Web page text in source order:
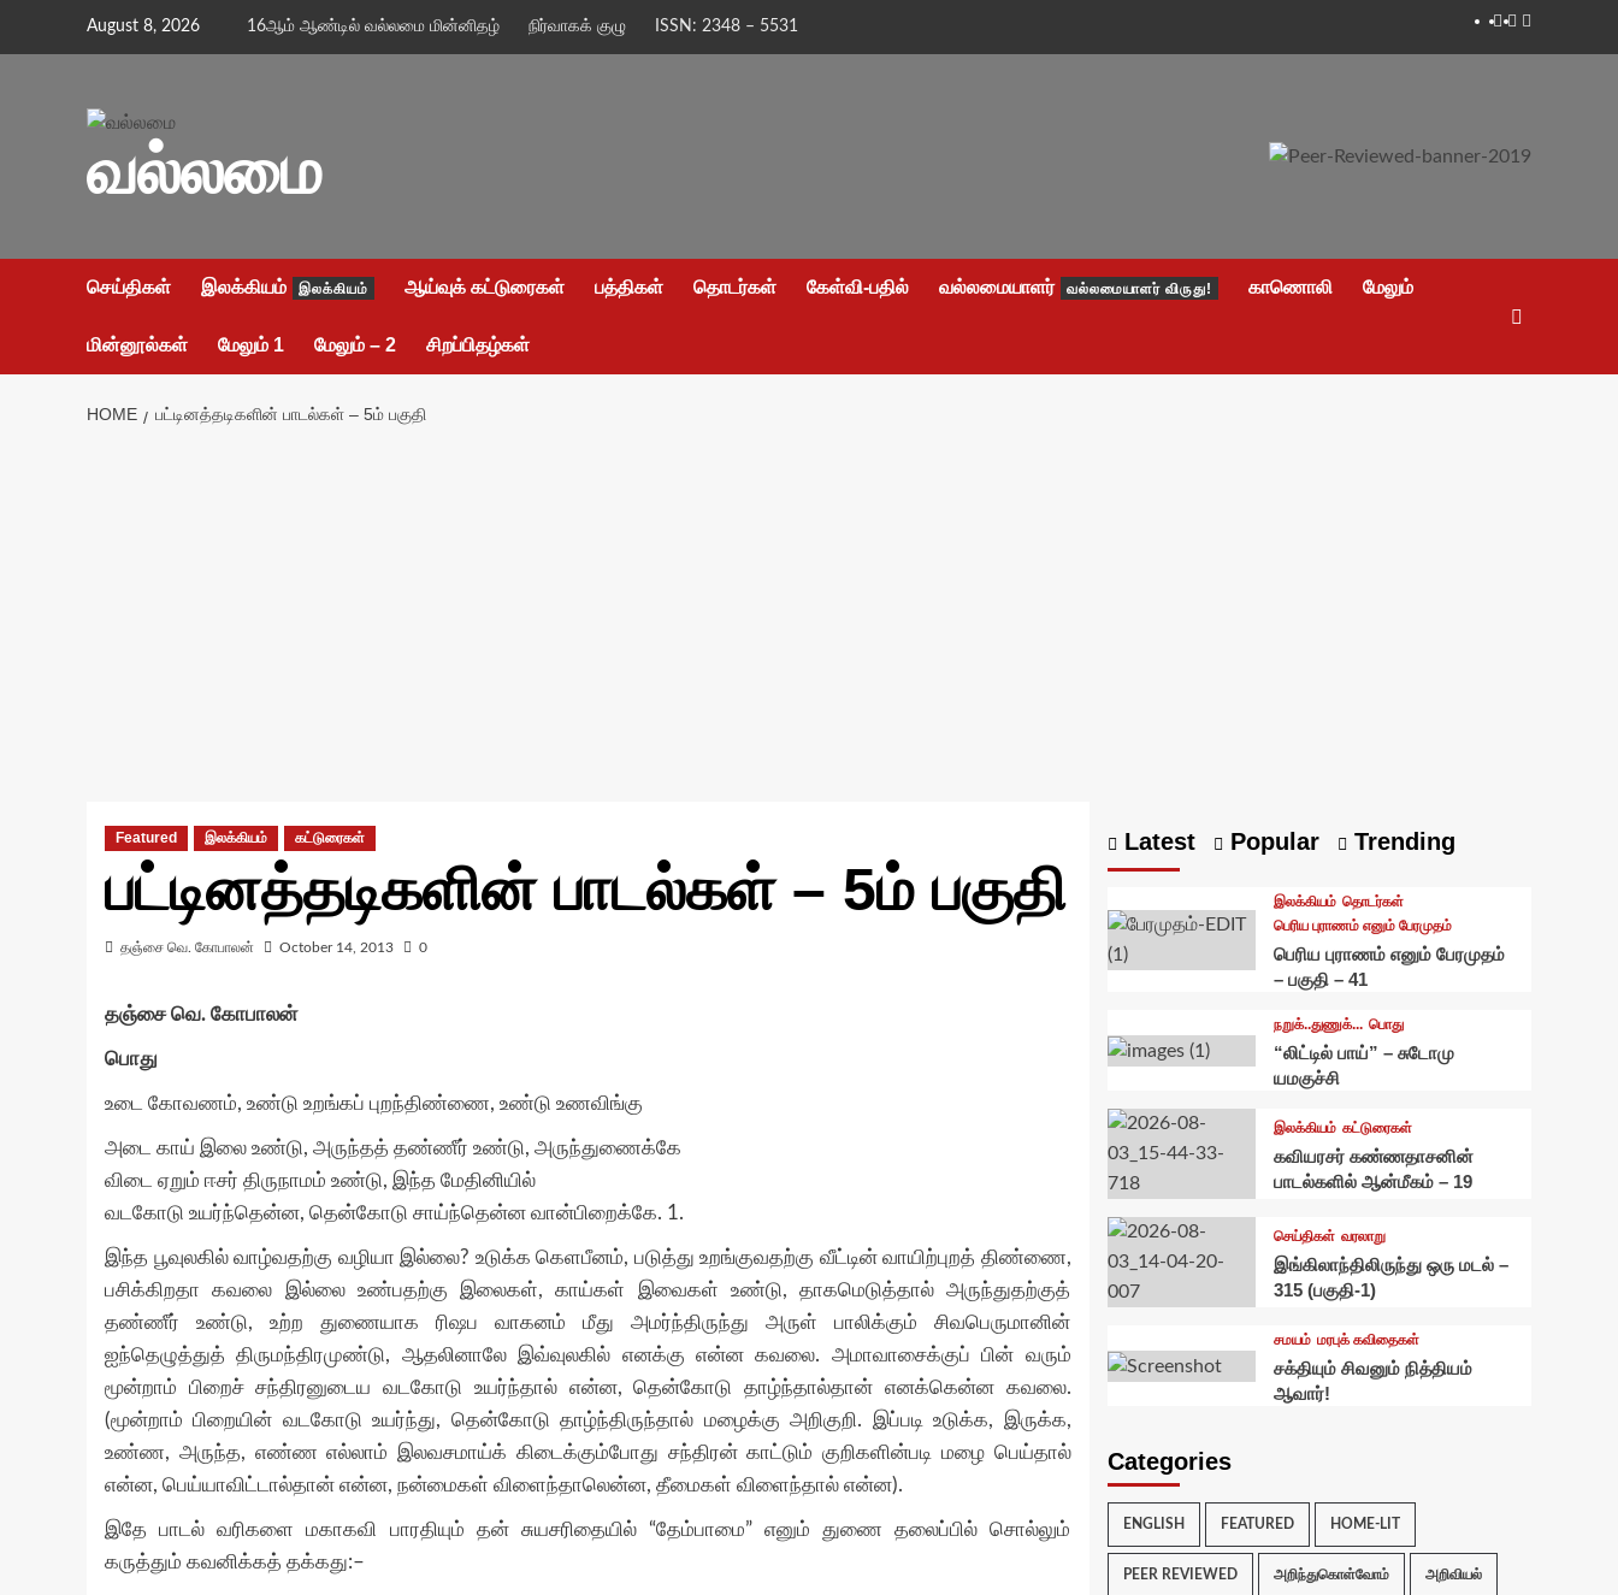
August 8, 2026 16ஆம் ஆண்டில் வல்லமை மின்னிதழ் நிர்வாகக் குழு ISSN: 2348 – 5531 Facebook
Twitter
Youtube
வல்லமை
செய்திகள் இலக்கியம் இலக்கியம் ஆய்வுக் கட்டுரைகள் பத்திகள் தொடர்கள் கேள்வி-பதில் வல்லமையாளர் வல்லமையாளர் விருது! காணொலி மேலும்
மின்னூல்கள் மேலும் 1 மேலும் – 2 சிறப்பிதழ்கள்
HOME பட்டினத்தடிகளின் பாடல்கள் – 5ம் பகுதி
Featured இலக்கியம் கட்டுரைகள்
பட்டினத்தடிகளின் பாடல்கள் – 5ம் பகுதி
தஞ்சை வெ. கோபாலன் October 14, 2013 0
தஞ்​சை ​வெ. ​கோபாலன்
பொது
உடை கோவணம், உண்டு உறங்கப் புறந்திண்ணை, உண்டு உணவிங்கு
அடை காய் இலை உண்டு, அருந்தத் தண்ணீர் உண்டு, அருந்துணைக்கே
விடை ஏறும் ஈசர் திருநாமம் உண்டு, இந்த மேதினியில்
வடகோடு உயர்ந்தென்ன, தென்கோடு சாய்ந்தென்ன வான்பிறைக்கே. 1.
இந்த பூவுலகில் வாழ்வதற்கு வழியா இல்லை? உடுக்க கெளபீனம், படுத்து உறங்குவதற்கு வீட்டின் வாயிற்புறத் திண்ணை,
பசிக்கிறதா கவலை இல்லை உண்பதற்கு இலைகள், காய்கள் இவைகள் உண்டு, தாகமெடுத்தால் அருந்துதற்குத்
தண்ணீர் உண்டு, உற்ற துணையாக ரிஷப வாகனம் மீது அமர்ந்திருந்து அருள் பாலிக்கும் சிவபெருமானின்
ஐந்தெழுத்துத் திருமந்திரமுண்டு, ஆதலினாலே இவ்வுலகில் எனக்கு என்ன கவலை. அமாவாசைக்குப் பின் வரும்
மூன்றாம் பிறைச் சந்திரனுடைய வடகோடு உயர்ந்தால் என்ன, தென்கோடு தாழ்ந்தால்தான் எனக்கென்ன கவலை.
(மூன்றாம் பிறையின் வடகோடு உயர்ந்து, தென்கோடு தாழ்ந்திருந்தால் மழைக்கு அறிகுறி. இப்படி உடுக்க, இருக்க,
உண்ண, அருந்த, எண்ண எல்லாம் இலவசமாய்க் கிடைக்கும்போது சந்திரன் காட்டும் குறிகளின்படி மழை பெய்தால்
என்ன, பெய்யாவிட்டால்தான் என்ன, நன்மைகள் விளைந்தாலென்ன, தீமைகள் விளைந்தால் என்ன).
இதே பாடல் வரிகளை மகாகவி பாரதியும் தன் சுயசரிதையில் “தேம்பாமை” எனும் துணை தலைப்பில் சொல்லும்
கருத்தும் கவனிக்கத் தக்கது:–
Latest Popular Trending
இலக்கியம் தொடர்கள்
பெரிய புராணம் எனும் பேரமுதம்
பெரிய புராணம் எனும் பேரமுதம்
– பகுதி – 41
நறுக்..துணுக்... பொது
“லிட்டில் பாய்” – சுடோமு
யமகுச்சி
இலக்கியம் கட்டுரைகள்
கவியரசர் கண்ணதாசனின்
பாடல்களில் ஆன்மீகம் – 19
செய்திகள் வரலாறு
இங்கிலாந்திலிருந்து ஒரு மடல் –
315 (பகுதி-1)
சமயம் மரபுக் கவிதைகள்
சக்தியும் சிவனும் நித்தியம்
ஆவார்!
Categories
ENGLISH FEATURED HOME-LIT
PEER REVIEWED அறிந்துகொள்வோம் அறிவியல்